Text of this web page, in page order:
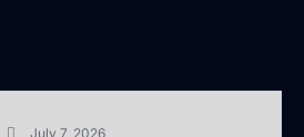
July 7, 2026